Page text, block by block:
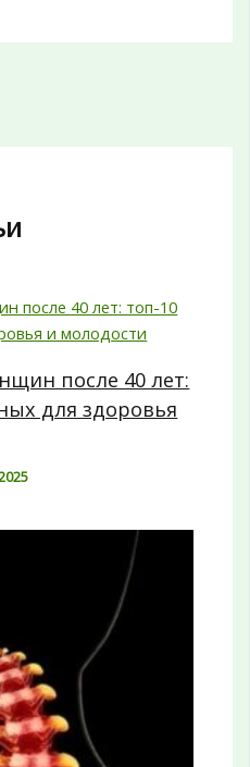
после 40 лет:
для здоровья